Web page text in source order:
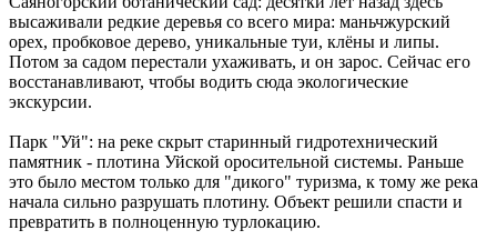
высаживали редкие деревья со всего мира: маньчжурский
орех, пробковое дерево, уникальные туи, клёны и липы.
Потом за садом перестали ухаживать, и он зарос. Сейчас его
восстанавливают, чтобы водить сюда экологические
экскурсии.
Парк "Уй": на реке скрыт старинный гидротехнический
памятник - плотина Уйской оросительной системы. Раньше
это было местом только для "дикого" туризма, к тому же река
начала сильно разрушать плотину. Объект решили спасти и
превратить в полноценную турлокацию.